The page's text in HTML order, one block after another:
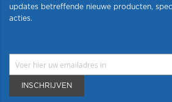
updates betreffende nieuwe producten,
acties.
INSCHRIJVEN